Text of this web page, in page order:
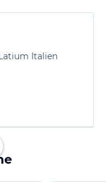
Italien